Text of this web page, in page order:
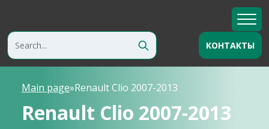
КОНТАКТЫ
Main page»Renault Clio 2007-2013
Renault Clio 2007-2013